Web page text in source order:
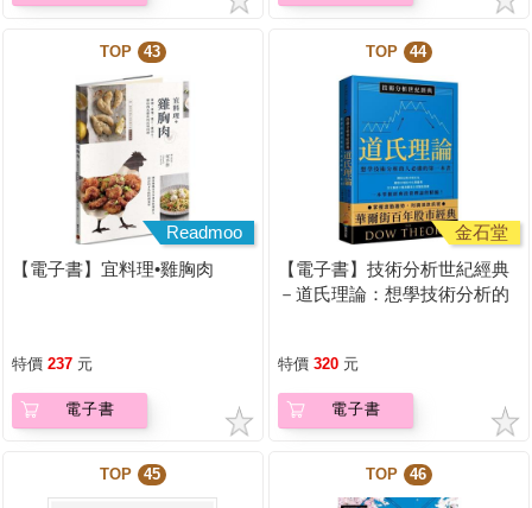
TOP 43
Readmoo
【電子書】宜料理•雞胸肉
特價 237 元
電子書
TOP 44
金石堂
【電子書】技術分析世紀經典
－道氏理論：想學技術分析的
特價 320 元
電子書
TOP 45 TOP 46